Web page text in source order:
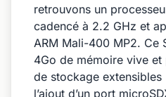
retrouvons un
cadencé à 2.2 GHz et
ARM Mali-400 MP2. Ce
4Go de mémoire vive et
de stockage extensibles
l’ajout d’un port